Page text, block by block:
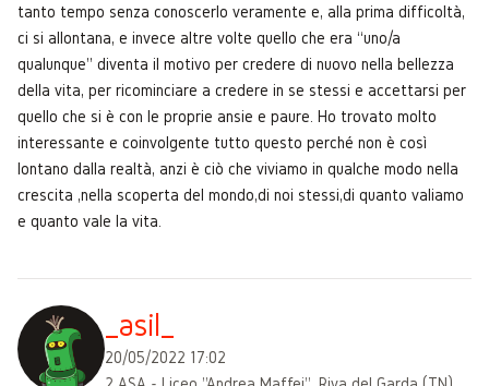
tanto tempo senza conoscerlo veramente e, alla prima difficoltà,
ci si allontana, e invece altre volte quello che era “uno/a
qualunque” diventa il motivo per credere di nuovo nella bellezza
della vita, per ricominciare a credere in se stessi e accettarsi per
quello che si è con le proprie ansie e paure. Ho trovato molto
interessante e coinvolgente tutto questo perché non è così
lontano dalla realtà, anzi è ciò che viviamo in qualche modo nella
crescita ,nella scoperta del mondo,di noi stessi,di quanto valiamo
e quanto vale la vita.
_asil_
20/05/2022 17:02